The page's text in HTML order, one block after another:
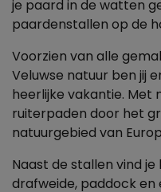
je paard in de watten
paardenstallen op de
Voorzien van alle
Veluwse natuur ben jij
heerlijke vakantie. Met
ruiterpaden door het
natuurgebied van
Naast de stallen vind je
drafweide, paddock en